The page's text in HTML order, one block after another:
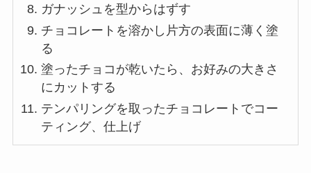
ガナッシュを型からはずす
チョコレートを溶かし片方の表面に薄く塗
る
塗ったチョコが乾いたら、お好みの大きさ
にカットする
テンパリングを取ったチョコレートでコー
ティング、仕上げ